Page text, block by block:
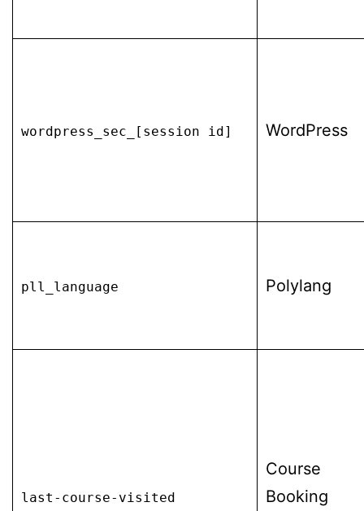
wordpress_sec_[session id] WordPress
pll_language Polylang
last-course-visited
Course
Booking